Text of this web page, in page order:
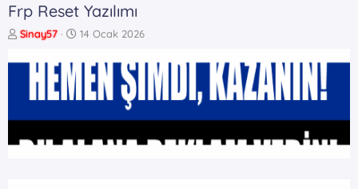
Frp Reset Yazılımı
K
n
u
a
Sinay57
B
ş
g
ç
14 Ocak 2026